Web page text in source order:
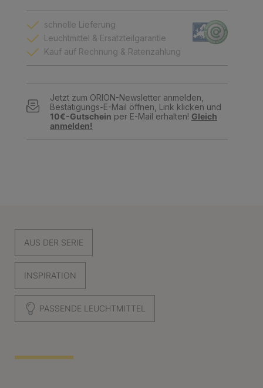
schnelle Lieferung
Leuchtmittel & Ersatzteilgarantie
Kauf auf Rechnung & Ratenzahlung
Jetzt zum ORION-Newsletter anmelden,
Bestätigungs-E-Mail öffnen, Link klicken und
10€-Gutschein per E-Mail erhalten! Gleich
anmelden!
AUS DER SERIE
INSPIRATION
PASSENDE LEUCHTMITTEL